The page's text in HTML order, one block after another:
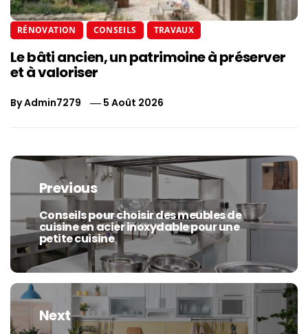
RÉNOVATION CONSEILS TRAVAUX
Le bâti ancien, un patrimoine à préserver
et à valoriser
ByAdmin7279 5 Août 2026
Navigation
l’article
Previous
Previous
post:
Conseils pour choisir des meubles de
cuisine en acier inoxydable pour une
petite cuisine
Next